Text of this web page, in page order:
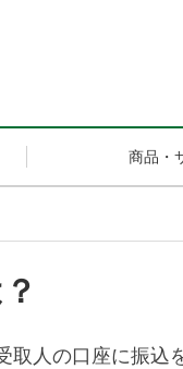
商品・
取人の口座に振